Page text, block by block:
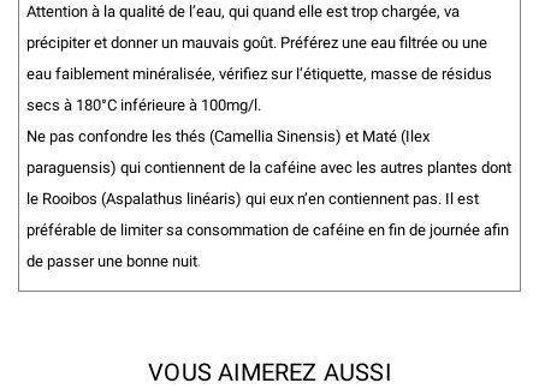
Attention à la qualité de l’eau, qui quand elle est trop chargée, va
précipiter et donner un mauvais goût. Préférez une eau filtrée ou une
eau faiblement minéralisée, vérifiez sur l’étiquette, masse de résidus
secs à 180°C inférieure à 100mg/l.
Ne pas confondre les thés (Camellia Sinensis) et Maté (Ilex
paraguensis) qui contiennent de la caféine avec les autres plantes dont
le Rooibos (Aspalathus linéaris) qui eux n’en contiennent pas. Il est
préférable de limiter sa consommation de caféine en fin de journée afin
de passer une bonne nuit.
VOUS AIMEREZ AUSSI